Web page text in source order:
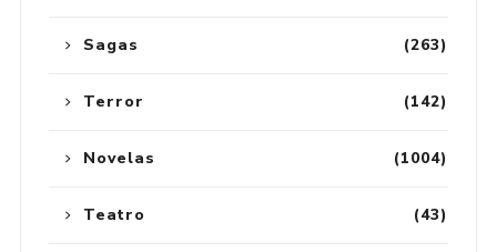
(263)
Sagas
(142)
Terror
(1004)
Novelas
(43)
Teatro